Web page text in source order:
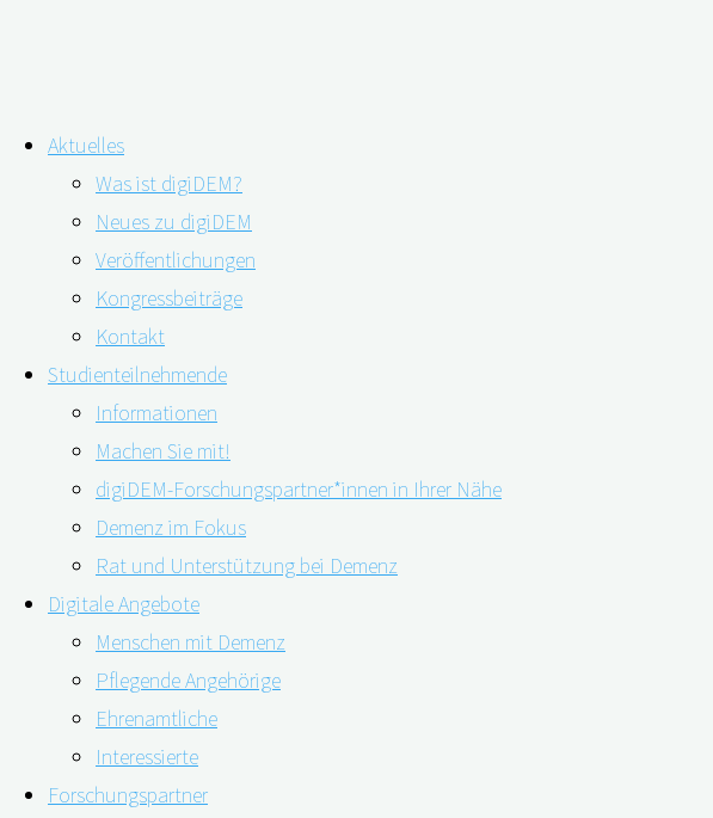
Inhalt
springen
Aktuelles
Was ist digiDEM?
Neues zu digiDEM
Veröffentlichungen
Kongressbeiträge
Kontakt
Studienteilnehmende
Informationen
Machen Sie mit!
digiDEM-Forschungspartner*innen in Ihrer Nähe
Demenz im Fokus
Rat und Unterstützung bei Demenz
Digitale Angebote
Menschen mit Demenz
Pflegende Angehörige
Ehrenamtliche
Interessierte
Forschungspartner
Webinar: Was wir von den Nonnen
lernen können – The Nun Study (Teil 2)
20.05.202011.05.2023